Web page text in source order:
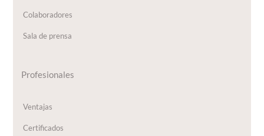
Colaboradores
Sala de prensa
Profesionales
Ventajas
Certificados